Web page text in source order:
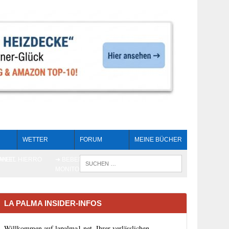
WETTER FORUM MEINE BÜCHER
LA PALMA INSIDER-INFOS